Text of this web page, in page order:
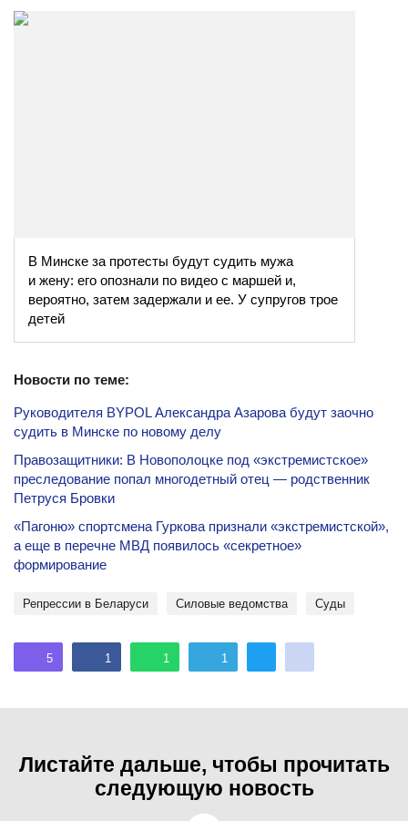
В Минске за протесты будут судить мужа
и жену: его опознали по видео с маршей и,
вероятно, затем задержали и ее. У супругов трое
детей
Новости по теме:
Руководителя BYPOL Александра Азарова будут заочно
судить в Минске по новому делу
Правозащитники: В Новополоцке под «экстремистское»
преследование попал многодетный отец — родственник
Петруся Бровки
«Пагоню» спортсмена Гуркова признали «экстремистской»,
а еще в перечне МВД появилось «секретное»
формирование
репрессии в Беларуси силовые ведомства Суды
5 1 1 1
Листайте дальше, чтобы прочитать
следующую новость